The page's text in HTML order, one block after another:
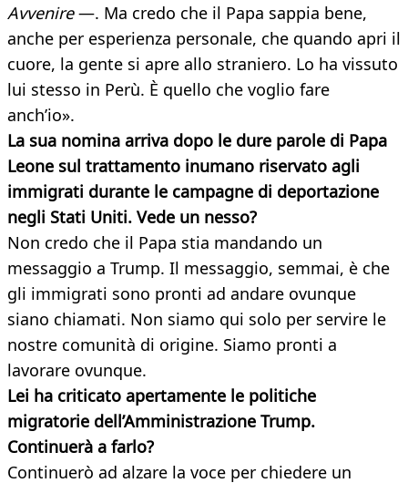
Avvenire—. Ma credo che il Papa sappia bene,
anche per esperienza personale, che quando apri il
cuore, la gente si apre allo straniero. Lo ha vissuto
lui stesso in Perù. È quello che voglio fare
anch’io».
La sua nomina arriva dopo le dure parole di Papa
Leone sul trattamento inumano riservato agli
immigrati durante le campagne di deportazione
negli Stati Uniti. Vede un nesso?
Non credo che il Papa stia mandando un
messaggio a Trump. Il messaggio, semmai, è che
gli immigrati sono pronti ad andare ovunque
siano chiamati. Non siamo qui solo per servire le
nostre comunità di origine. Siamo pronti a
lavorare ovunque.
Lei ha criticato apertamente le politiche
migratorie dell’Amministrazione Trump.
Continuerà a farlo?
Continuerò ad alzare la voce per chiedere un